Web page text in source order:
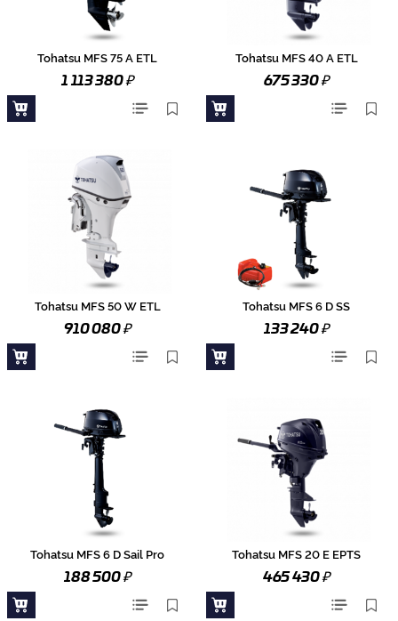
Tohatsu MFS 75 A ETL
1 113 380₽
Tohatsu MFS 40 A ETL
675 330₽
Tohatsu MFS 50 W ETL
910 080₽
Tohatsu MFS 6 D SS
133 240₽
Tohatsu MFS 6 D Sail Pro
188 500₽
Tohatsu MFS 20 E EPTS
465 430₽